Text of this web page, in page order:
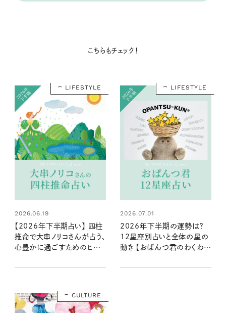
こちらもチェック！
LIFESTYLE
2026.06.19
【2026年下半期占い】 四柱
推命で大串ノリコさんが占う、
心豊かに過ごすためのヒント
LIFESTYLE
2026.07.01
2026年下半期の運勢は？
12星座別占いと全体の星の
動き 【おぱんつ君のわくわく
CULTURE